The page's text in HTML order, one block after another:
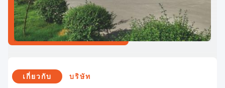
เกี่ยวกับ บริษัท